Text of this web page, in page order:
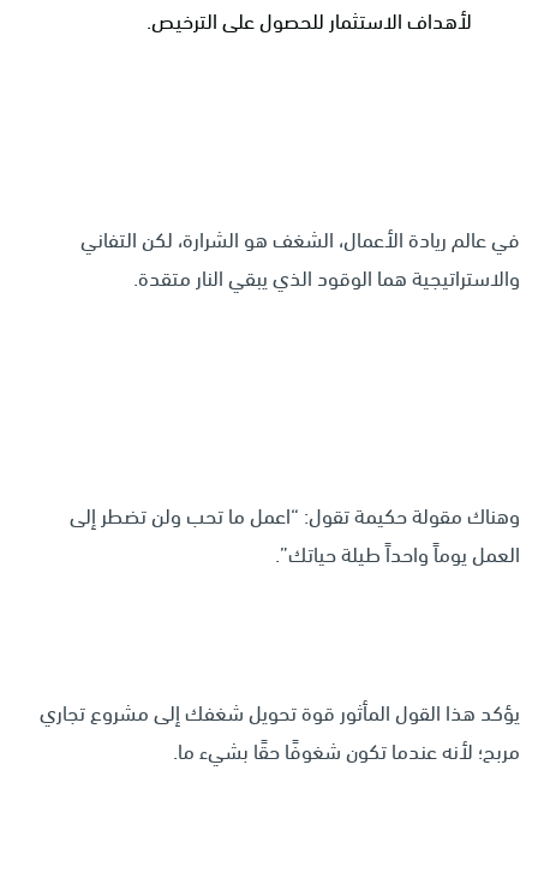
لأهداف الاستثمار للحصول على الترخيص.
في عالم ريادة الأعمال، الشغف هو الشرارة، لكن التفاني
والاستراتيجية هما الوقود الذي يبقي النار متقدة.
وهناك مقولة حكيمة تقول: “اعمل ما تحب ولن تضطر إلى
العمل يوماً واحداً طيلة حياتك”.
يؤكد هذا القول المأثور قوة تحويل شغفك إلى مشروع تجاري
مربح؛ لأنه عندما تكون شغوفًا حقًا بشيء ما.